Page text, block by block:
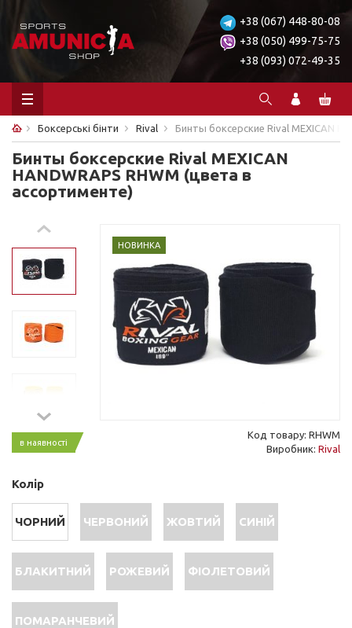
+38 (067) 448-80-08
+38 (050) 499-75-75
+38 (093) 072-49-35
Боксерські бінти Rival Бинты боксерские Rival MEXICAN
Бинты боксерские Rival MEXICAN
HANDWRAPS RHWM (цвета в
ассортименте)
НОВИНКА
в наявності
Код товару: RHWM
Виробник: Rival
Колір
ЧОРНИЙ ЧЕРВОНИЙ ЖОВТИЙ СИНІЙ
БЛАКИТНИЙ РОЖЕВИЙ ФІОЛЕТОВИЙ
ПОМАРАНЧЕВИЙ